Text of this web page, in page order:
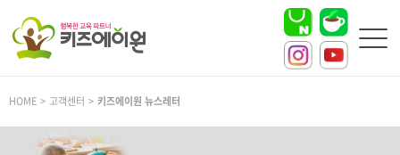
HOME > 고객센터 > 키즈에이원 뉴스레터